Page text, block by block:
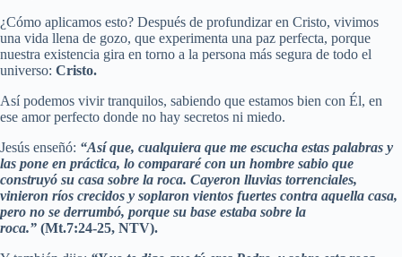
¿Cómo aplicamos esto? Después de profundizar en Cristo, vivimos
una vida llena de gozo, que experimenta una paz perfecta, porque
nuestra existencia gira en torno a la persona más segura de todo el
universo: Cristo.
Así podemos vivir tranquilos, sabiendo que estamos bien con Él, en
ese amor perfecto donde no hay secretos ni miedo.
Jesús enseñó: “Así que, cualquiera que me escucha estas palabras y
las pone en práctica, lo compararé con un hombre sabio que
construyó su casa sobre la roca. Cayeron lluvias torrenciales,
vinieron ríos crecidos y soplaron vientos fuertes contra aquella casa,
pero no se derrumbó, porque su base estaba sobre la
roca.” (Mt.7:24-25, NTV).